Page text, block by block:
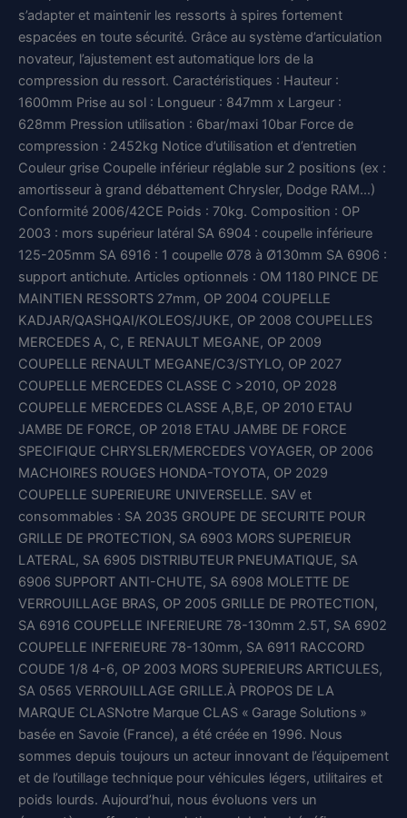
initial
était :
3228,32 €.
actuel
est :
2690,27 €.
s’adapter et maintenir les ressorts à spires fortement
espacées en toute sécurité. Grâce au système d’articulation
novateur, l’ajustement est automatique lors de la
compression du ressort. Caractéristiques : Hauteur :
1600mm Prise au sol : Longueur : 847mm x Largeur :
628mm Pression utilisation : 6bar/maxi 10bar Force de
compression : 2452kg Notice d’utilisation et d’entretien
Couleur grise Coupelle inférieur réglable sur 2 positions (ex :
amortisseur à grand débattement Chrysler, Dodge RAM…)
Conformité 2006/42CE Poids : 70kg. Composition : OP
2003 : mors supérieur latéral SA 6904 : coupelle inférieure
125-205mm SA 6916 : 1 coupelle Ø78 à Ø130mm SA 6906 :
support antichute. Articles optionnels : OM 1180 PINCE DE
MAINTIEN RESSORTS 27mm, OP 2004 COUPELLE
KADJAR/QASHQAI/KOLEOS/JUKE, OP 2008 COUPELLES
MERCEDES A, C, E RENAULT MEGANE, OP 2009
COUPELLE RENAULT MEGANE/C3/STYLO, OP 2027
COUPELLE MERCEDES CLASSE C >2010, OP 2028
COUPELLE MERCEDES CLASSE A,B,E, OP 2010 ETAU
JAMBE DE FORCE, OP 2018 ETAU JAMBE DE FORCE
SPECIFIQUE CHRYSLER/MERCEDES VOYAGER, OP 2006
MACHOIRES ROUGES HONDA-TOYOTA, OP 2029
COUPELLE SUPERIEURE UNIVERSELLE. SAV et
consommables : SA 2035 GROUPE DE SECURITE POUR
GRILLE DE PROTECTION, SA 6903 MORS SUPERIEUR
LATERAL, SA 6905 DISTRIBUTEUR PNEUMATIQUE, SA
6906 SUPPORT ANTI-CHUTE, SA 6908 MOLETTE DE
VERROUILLAGE BRAS, OP 2005 GRILLE DE PROTECTION,
SA 6916 COUPELLE INFERIEURE 78-130mm 2.5T, SA 6902
COUPELLE INFERIEURE 78-130mm, SA 6911 RACCORD
COUDE 1/8 4-6, OP 2003 MORS SUPERIEURS ARTICULES,
SA 0565 VERROUILLAGE GRILLE.À PROPOS DE LA
MARQUE CLASNotre Marque CLAS « Garage Solutions »
basée en Savoie (France), a été créée en 1996. Nous
sommes depuis toujours un acteur innovant de l’équipement
et de l’outillage technique pour véhicules légers, utilitaires et
poids lourds. Aujourd’hui, nous évoluons vers un